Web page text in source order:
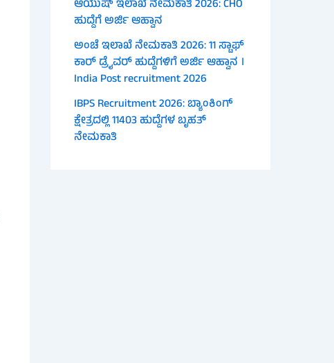
ಆಯುಷ್ ಇಲಾಖೆ ನೇಮಕಾತಿ 2026: CHO
ಹುದ್ದೆಗೆ ಅರ್ಜಿ ಆಹ್ವಾನ
ಅಂಚೆ ಇಲಾಖೆ ನೇಮಕಾತಿ 2026: 11 ಸ್ಟಾಫ್
ಕಾರ್ ಡ್ರೈವರ್ ಹುದ್ದೆಗಳಿಗೆ ಅರ್ಜಿ ಆಹ್ವಾನ ।
India Post recruitment 2026
IBPS Recruitment 2026: ಬ್ಯಾಂಕಿಂಗ್
ಕ್ಷೇತ್ರದಲ್ಲಿ 11403 ಹುದ್ದೆಗಳ ಬೃಹತ್
ನೇಮಕಾತಿ